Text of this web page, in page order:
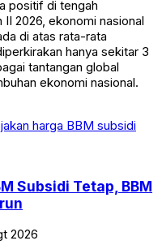
positif di tengah
2026, ekonomi nasional
di atas rata-rata
hanya sekitar 3
tantangan global
ekonomi nasional.
Subsidi Tetap, BBM
2026